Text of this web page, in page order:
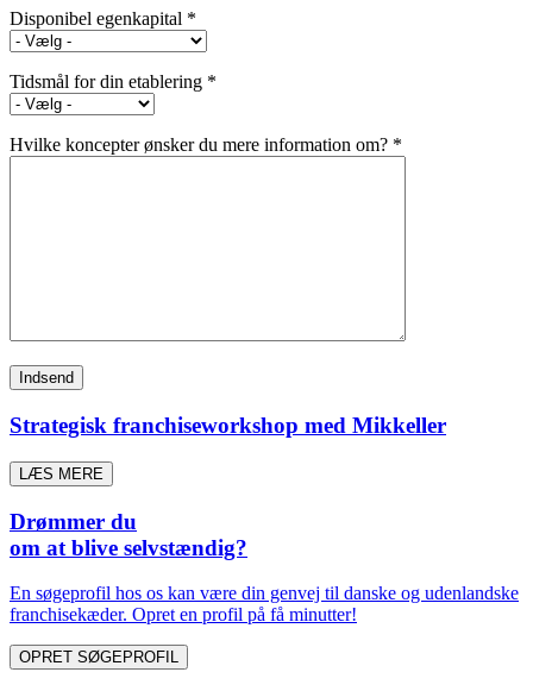
Disponibel egenkapital *
Tidsmål for din etablering *
Hvilke koncepter ønsker du mere information om? *
Strategisk franchiseworkshop med Mikkeller
LÆS MERE
Drømmer du
om at blive selvstændig?
En søgeprofil hos os kan være din genvej til danske og udenlandske
franchisekæder. Opret en profil på få minutter!
OPRET SØGEPROFIL